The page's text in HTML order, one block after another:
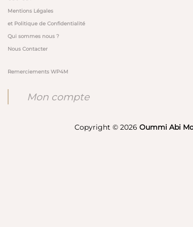
Mentions Légales
et Politique de Confidentialité
Qui sommes nous ?
Nous Contacter
Remerciements WP4M
Mon compte
Copyright © 2026 Oummi Abi